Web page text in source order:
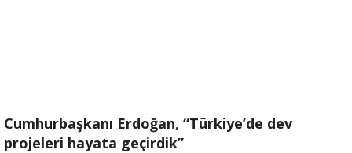
Cumhurbaşkanı Erdoğan, “Türkiye’de dev
projeleri hayata geçirdik”